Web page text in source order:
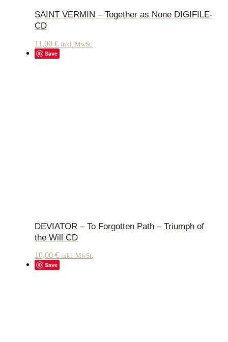
SAINT VERMIN – Together as None DIGIFILE-
CD
11,00 € inkl. MwSt.
Save
DEVIATOR – To Forgotten Path – Triumph of
the Will CD
10,00 € inkl. MwSt.
Save